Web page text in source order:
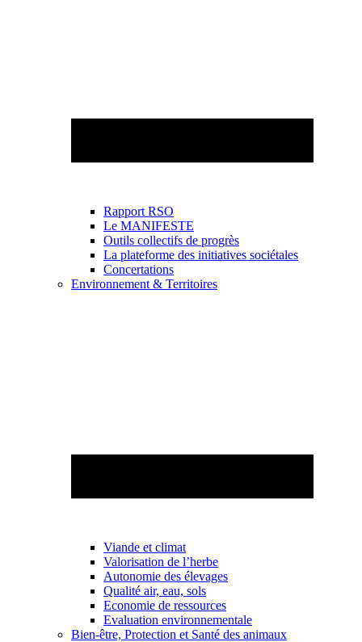
Rapport RSO
Le MANIFESTE
Outils collectifs de progrès
La plateforme des initiatives sociétales
Concertations
Environnement & Territoires
Viande et climat
Valorisation de l’herbe
Autonomie des élevages
Qualité air, eau, sols
Economie de ressources
Evaluation environnementale
Bien-être, Protection et Santé des animaux